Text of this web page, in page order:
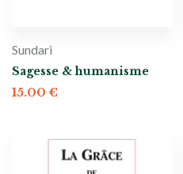
Sundari
Sagesse & humanisme
15.00 €